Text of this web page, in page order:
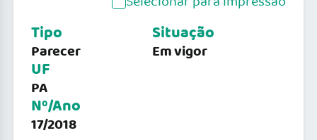
Tipo
Parecer
UF
PA
Nº/Ano
17/2018
Situação
Em vigor